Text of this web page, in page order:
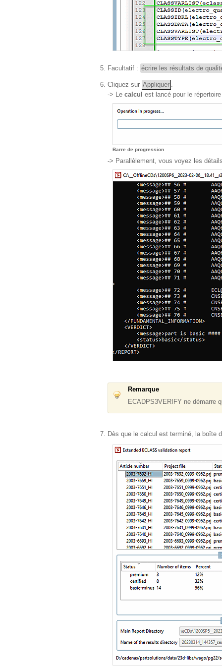
Facultatif : écrire les résultats de
Cliquez sur Appliquer .
-> Le calcul est lancé pour le
Barre de progression
-> Parallèlement, vous voyez les
Remarque
ECADPS3VERIFY ne démarre
Dès que le calcul est terminé, la boîte